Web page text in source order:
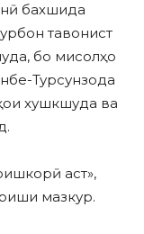
бахшида
тавонист
бо мисолҳо
Турсунзода
хушкшуда ва
аст»,
мазкур.